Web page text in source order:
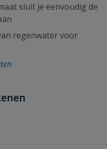
sluit je eenvoudig de
regenwater voor